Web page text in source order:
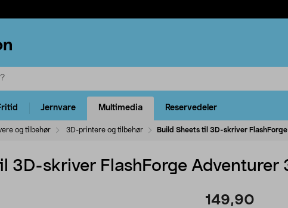
Jernvare Multimedia Reservedeler
og tilbehør 3D-printere og tilbehør Build Sheets til 3D-skriver
3D-skriver FlashForge Adventurer
149,90